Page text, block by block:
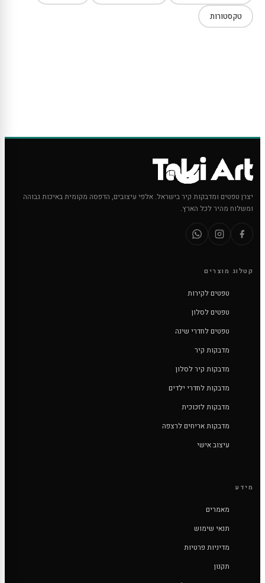
טקסטורות
יצרן טפטים ומדבקות קיר בישראל. אלפי עיצובים, הדפסה מקומית באיכות גבוהה
ומשלוח מהיר לכל הארץ.
קטלוג מוצרים
טפטים לקירות
טפטים לסלון
טפטים לחדרי שינה
מדבקות קיר
מדבקות קיר לסלון
מדבקות לחדרי ילדים
מדבקות לזכוכית
מדבקות אריחים לרצפה
עיצוב אישי
מידע
מאמרים
תנאי שימוש
מדיניות פרטיות
תקנון